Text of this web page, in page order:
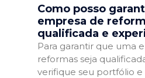
Como posso
empresa de
qualificada e
Para garantir que uma
reformas seja
verifique seu portfólio